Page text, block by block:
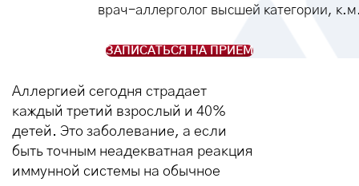
врач-аллерголог высшей категории,
ЗАПИСАТЬСЯ НА ПРИЕМ
Аллергией сегодня страдает
каждый третий взрослый и 40%
детей. Это заболевание, а если
быть точным неадекватная реакция
иммунной системы на обычное